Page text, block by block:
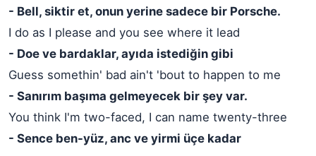
- Bell, siktir et, onun yerine sadece bir Porsche.
I do as I please and you see where it lead
- Doe ve bardaklar, ayıda istediğin gibi
Guess somethin' bad ain't 'bout to happen to me
- Sanırım başıma gelmeyecek bir şey var.
You think I'm two-faced, I can name twenty-three
- Sence ben-yüz, anc ve yirmi üçe kadar